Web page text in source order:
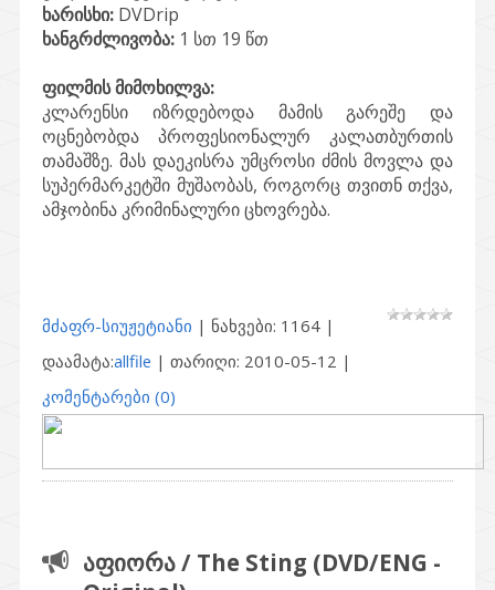
ხარისხი: DVDrip
ხანგრძლივობა: 1 სთ 19 წთ
ფილმის მიმოხილვა:
კლარენსი იზრდებოდა მამის გარეშე და
ოცნებობდა პროფესიონალურ კალათბურთის
თამაშზე. მას დაეკისრა უმცროსი ძმის მოვლა და
სუპერმარკეტში მუშაობას, როგორც თვითნ თქვა,
ამჯობინა კრიმინალური ცხოვრება.
მძაფრ-სიუჟეტიანი | ნახვები: 1164 |
დაამატა:allfile | თარიღი: 2010-05-12 |
კომენტარები (0)
აფიორა / The Sting (DVD/ENG -